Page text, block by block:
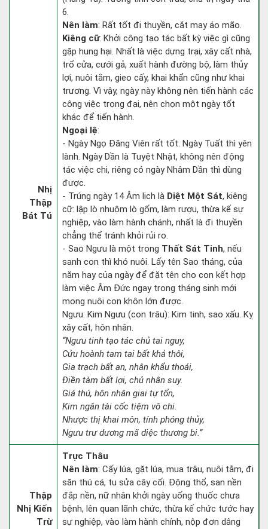
Nhị
Thập
Bát Tú
6.
Nên làm: Rất tốt đi thuyền, cắt may áo mão.
Kiêng cữ: Khởi công tạo tác bất kỳ việc gì cũng
gặp hung hại. Nhất là việc dựng trại, xây cất nhà,
trổ cửa, cưới gả, xuất hành đường bộ, làm thủy
lợi, nuôi tằm, gieo cấy, khai khẩn cũng như khai
trương. Vì vậy, ngày này không nên tiến hành các
công việc trọng đại, nên chọn một ngày tốt
khác để tiến hành.
Ngoại lệ:
- Ngày Ngọ Đăng Viên rất tốt. Ngày Tuất thì yên
lành. Ngày Dần là Tuyệt Nhật, không nên động
tác việc chi, riêng có ngày Nhâm Dần thì dùng
được.
- Trúng ngày 14 Âm lịch là Diệt Một Sát, kiêng
cữ: lập lò nhuộm lò gốm, làm rượu, thừa kế sự
nghiệp, vào làm hành chánh, nhất là đi thuyền
chẳng thể tránh khỏi rủi ro.
- Sao Ngưu là một trong Thất Sát Tinh, nếu
sanh con thì khó nuôi. Lấy tên Sao tháng, của
năm hay của ngày để đặt tên cho con kết hợp
làm việc Âm Đức ngay trong tháng sinh mới
mong nuôi con khôn lớn được.
Ngưu: Kim Ngưu (con trâu): Kim tinh, sao xấu. Kỵ
xây cất, hôn nhân.
“Ngưu tinh tạo tác chủ tai nguy,
Cửu hoành tam tai bất khả thôi,
Gia trạch bất an, nhân khẩu thoái,
Điền tàm bất lợi, chủ nhân suy.
Giá thú, hôn nhân giai tự tổn,
Kim ngân tài cốc tiệm vô chi.
Nhược thị khai môn, tính phóng thủy,
Ngưu trư dương mã diệc thương bi.”
Thập
Nhị Kiến
Trừ
Trực Thâu
Nên làm: Cấy lúa, gặt lúa, mua trâu, nuôi tằm, đi
săn thú cá, tu sửa cây cối. Động thổ, san nền
đắp nền, nữ nhân khởi ngày uống thuốc chưa
bệnh, lên quan lãnh chức, thừa kế chức tước hay
sự nghiệp, vào làm hành chính, nộp đơn dâng